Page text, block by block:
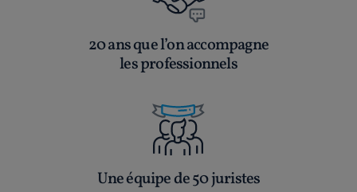
20 ans que l’on accompagne
les professionnels
Une équipe de 50 juristes